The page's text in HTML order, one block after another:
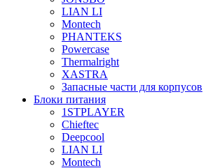
LIAN LI
Montech
PHANTEKS
Powercase
Thermalright
XASTRA
Запасные части для корпусов
Блоки питания
1STPLAYER
Chieftec
Deepcool
LIAN LI
Montech